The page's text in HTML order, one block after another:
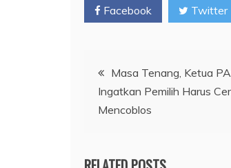
Facebook Twitter
Navigasi
pos
Masa Tenang, Ketua
Ingatkan Pemilih Harus
Mencoblos